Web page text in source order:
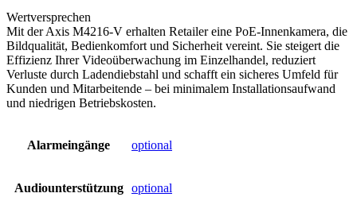
Wertversprechen
Mit der Axis M4216‑V erhalten Retailer eine PoE-Innenkamera, die
Bildqualität, Bedienkomfort und Sicherheit vereint. Sie steigert die
Effizienz Ihrer Videoüberwachung im Einzelhandel, reduziert
Verluste durch Ladendiebstahl und schafft ein sicheres Umfeld für
Kunden und Mitarbeitende – bei minimalem Installationsaufwand
und niedrigen Betriebskosten.
Alarmeingänge optional
Audiounterstützung optional